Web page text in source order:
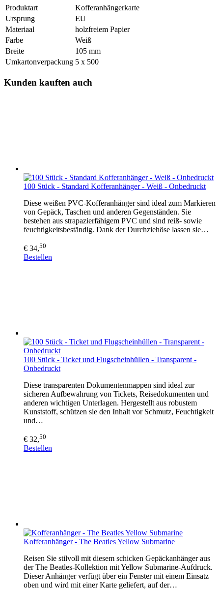
Produktart
Kofferanhängerkarte
Ursprung
EU
Materiaal
holzfreiem Papier
Farbe
Weiß
Breite
105 mm
Umkartonverpackung 5 x 500
Kunden kauften auch
100 Stück - Standard Kofferanhänger - Weiß - Onbedruckt
Diese weißen PVC-Kofferanhänger sind ideal zum Markieren
von Gepäck, Taschen und anderen Gegenständen. Sie
bestehen aus strapazierfähigem PVC und sind reiß- sowie
feuchtigkeitsbeständig. Dank der Durchziehöse lassen sie…
€ 34,50
Bestellen
100 Stück - Ticket und Flugscheinhüllen - Transparent -
Onbedruckt
Diese transparenten Dokumentenmappen sind ideal zur
sicheren Aufbewahrung von Tickets, Reisedokumenten und
anderen wichtigen Unterlagen. Hergestellt aus robustem
Kunststoff, schützen sie den Inhalt vor Schmutz, Feuchtigkeit
und…
€ 32,50
Bestellen
Kofferanhänger - The Beatles Yellow Submarine
Reisen Sie stilvoll mit diesem schicken Gepäckanhänger aus
der The Beatles-Kollektion mit Yellow Submarine-Aufdruck.
Dieser Anhänger verfügt über ein Fenster mit einem Einsatz
oben und wird mit einer Karte geliefert, auf der…